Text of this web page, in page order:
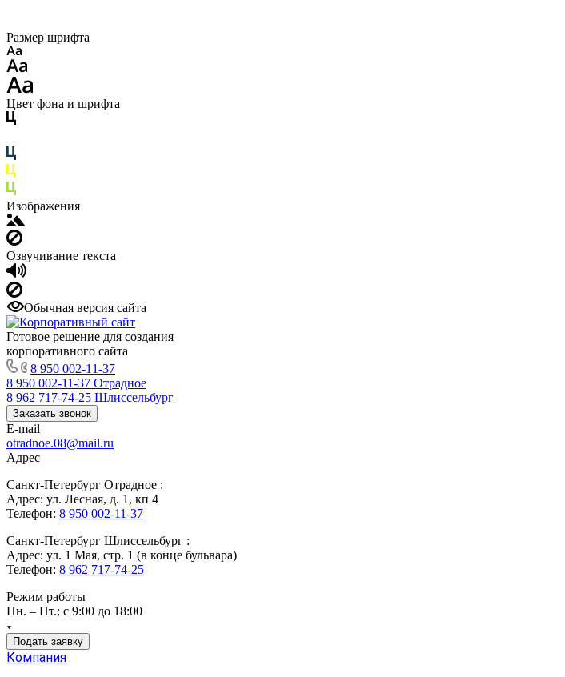
Размер шрифта
Цвет фона и шрифта
Изображения
Озвучивание текста
Обычная версия сайта
Готовое решение для создания
корпоративного сайта
8 950 002-11-37
8 950 002-11-37 Отрадное
8 962 717-74-25 Шлиссельбург
Заказать звонок
E-mail
otradnoe.08@mail.ru
Адрес
Санкт-Петербург Отрадное :
Адрес: ул. Лесная, д. 1, кп 4
Телефон: 8 950 002-11-37
Санкт-Петербург Шлиссельбург :
Адрес: ул. 1 Мая, стр. 1 (в конце бульвара)
Телефон: 8 962 717-74-25
Режим работы
Пн. – Пт.: с 9:00 до 18:00
Подать заявку
Компания